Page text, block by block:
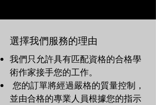
我們的導師在準備數以千計的高質量、
富的經驗。他們知道如何詳細分析手頭
的案子，並且會聰明地梳理事實。通過
這樣做，他們將確定案例研究中的問題
和問題，並提出創造性和深思熟慮的合
適解決方案。
通過訂購我們的工程功課代做服務，您
選擇我們服務的理由
我們只允許具有匹配資格的合格學
術作家接手您的工作。
您的訂單將經過嚴格的質量控制，
並由合格的專業人員根據您的指示